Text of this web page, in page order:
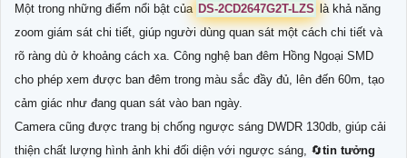
Một trong những điểm nổi bật của DS-2CD2647G2T-LZS là khả năng
zoom giám sát chi tiết, giúp người dùng quan sát một cách chi tiết và
rõ ràng dù ở khoảng cách xa. Công nghệ ban đêm Hồng Ngoại SMD
cho phép xem được ban đêm trong màu sắc đầy đủ, lên đến 60m, tạo
cảm giác như đang quan sát vào ban ngày.
Camera cũng được trang bị chống ngược sáng DWDR 130db, giúp cải
thiện chất lượng hình ảnh khi đối diện với ngược sáng, 🔄tin tưởng